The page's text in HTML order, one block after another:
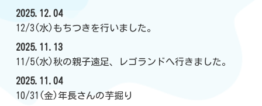
2025.12.04
12/3(水)もちつきを行いました。
2025.11.13
11/5(水)秋の親子遠足、レゴランドへ行きました。
2025.11.04
10/31(金)年長さんの芋掘り